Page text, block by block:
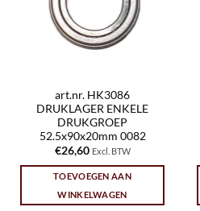
art.nr. HK3086
DRUKLAGER ENKELE
DRUKGROEP
52.5x90x20mm 0082
€26,60 Excl. BTW
TOEVOEGEN AAN
WINKELWAGEN